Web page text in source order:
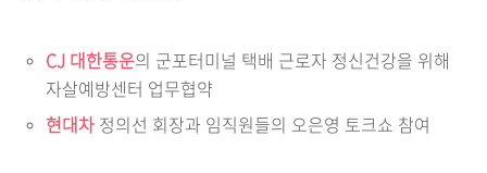
CJ 대한통운의 군포터미널 택배 근로자 정신건강을 위해
자살예방센터 업무협약
현대차 정의선 회장과 임직원들의 오은영 토크쇼 참여